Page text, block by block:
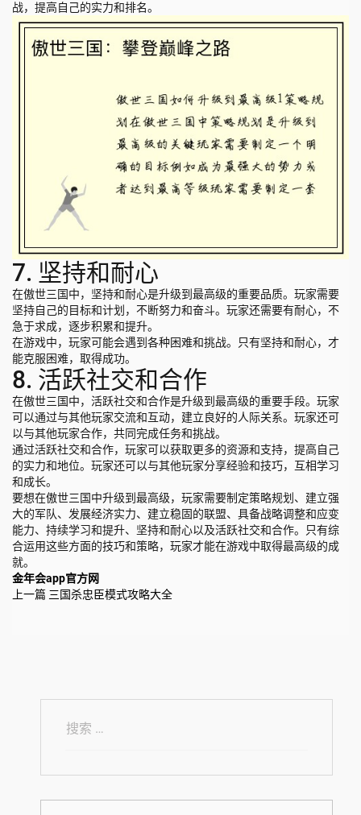
战，提高自己的实力和排名。
7. 坚持和耐心
在傲世三国中，坚持和耐心是升级到最高级的重要品质。玩家需要
坚持自己的目标和计划，不断努力和奋斗。玩家还需要有耐心，不
急于求成，逐步积累和提升。
在游戏中，玩家可能会遇到各种困难和挑战。只有坚持和耐心，才
能克服困难，取得成功。
8. 活跃社交和合作
在傲世三国中，活跃社交和合作是升级到最高级的重要手段。玩家
可以通过与其他玩家交流和互动，建立良好的人际关系。玩家还可
以与其他玩家合作，共同完成任务和挑战。
通过活跃社交和合作，玩家可以获取更多的资源和支持，提高自己
的实力和地位。玩家还可以与其他玩家分享经验和技巧，互相学习
和成长。
要想在傲世三国中升级到最高级，玩家需要制定策略规划、建立强
大的军队、发展经济实力、建立稳固的联盟、具备战略调整和应变
能力、持续学习和提升、坚持和耐心以及活跃社交和合作。只有综
合运用这些方面的技巧和策略，玩家才能在游戏中取得最高级的成
就。
金年会app官方网
上一篇 三国杀忠臣模式攻略大全